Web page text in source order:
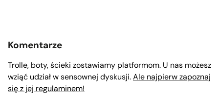
Komentarze
Trolle, boty, ścieki zostawiamy platformom. U nas możesz
wziąć udział w sensownej dyskusji.Ale najpierw zapoznaj
się z jej regulaminem!